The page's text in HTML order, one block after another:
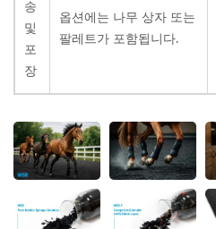
송
및
포
장
옵션에는 나무 상자 또는
팔레트가 포함됩니다.